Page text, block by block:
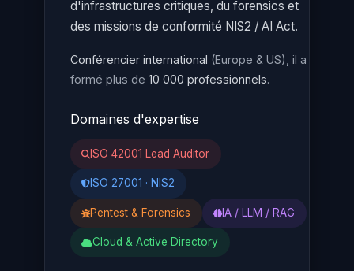
d'infrastructures critiques, du forensics et
des missions de conformité NIS2 / AI Act.
Conférencier international (Europe & US), il a
formé plus de 10 000 professionnels.
Domaines d'expertise
ISO 42001 Lead Auditor
ISO 27001 · NIS2
Pentest & Forensics IA / LLM / RAG
Cloud & Active Directory